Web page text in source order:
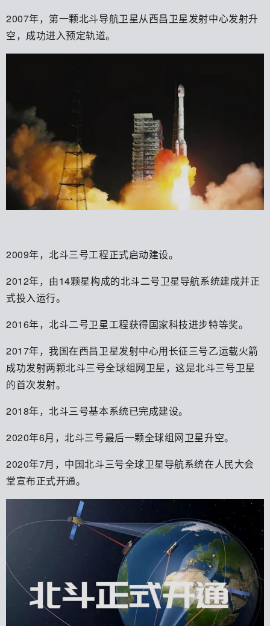
2007年，第一颗北斗导航卫星从西昌卫星发射中心发射升
空，成功进入预定轨道。
2009年，北斗三号工程正式启动建设。
2012年，由14颗星构成的北斗二号卫星导航系统建成并正
式投入运行。
2016年，北斗二号卫星工程获得国家科技进步特等奖。
2017年，我国在西昌卫星发射中心用长征三号乙运载火箭
成功发射两颗北斗三号全球组网卫星，这是北斗三号卫星
的首次发射。
2018年，北斗三号基本系统已完成建设。
2020年6月，北斗三号最后一颗全球组网卫星升空。
2020年7月，中国北斗三号全球卫星导航系统在人民大会
堂宣布正式开通。